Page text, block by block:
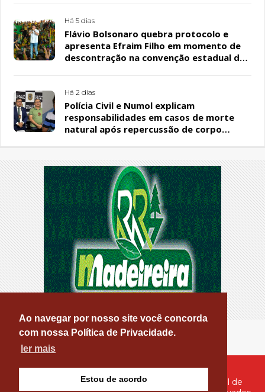
Ao navegar por nosso site você concorda
com nossa Política de Privacidade.
ler mais
Estou de acordo
Há 5 dias
Flávio Bolsonaro quebra protocolo e
apresenta Efraim Filho em momento de
descontração na convenção estadual do
Há 2 dias
Polícia Civil e Numol explicam
responsabilidades em casos de morte
natural após repercussão de corpo
© Copyright 2026 - PATOS ONLINE - O seu Portal de